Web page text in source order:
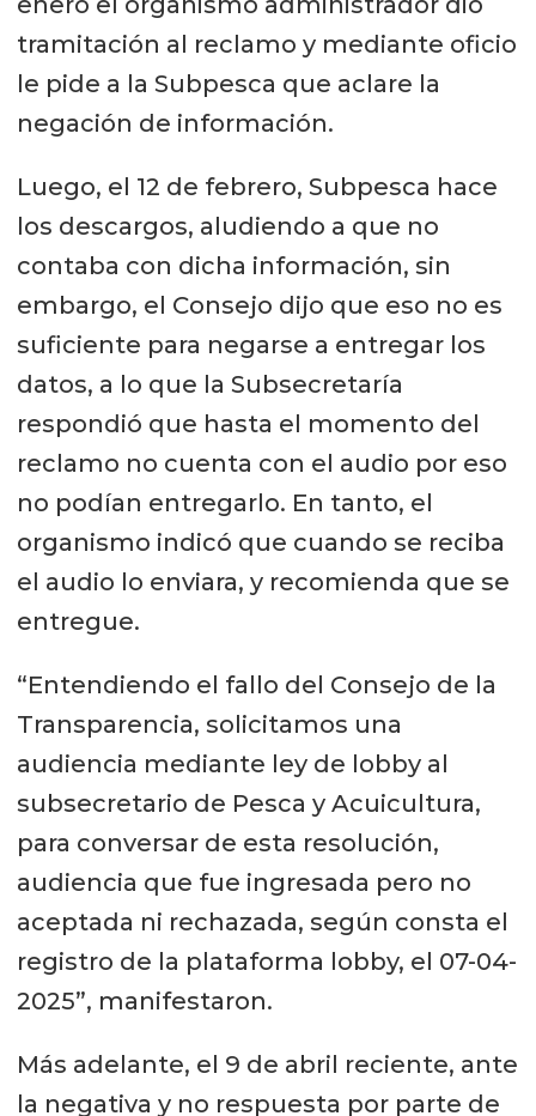
tramitación al reclamo y mediante oficio
le pide a la Subpesca que aclare la
negación de información.
Luego, el 12 de febrero, Subpesca hace
los descargos, aludiendo a que no
contaba con dicha información, sin
embargo, el Consejo dijo que eso no es
suficiente para negarse a entregar los
datos, a lo que la Subsecretaría
respondió que hasta el momento del
reclamo no cuenta con el audio por eso
no podían entregarlo. En tanto, el
organismo indicó que cuando se reciba
el audio lo enviara, y recomienda que se
entregue.
“Entendiendo el fallo del Consejo de la
Transparencia, solicitamos una
audiencia mediante ley de lobby al
subsecretario de Pesca y Acuicultura,
para conversar de esta resolución,
audiencia que fue ingresada pero no
aceptada ni rechazada, según consta el
registro de la plataforma lobby, el 07-04-
2025”, manifestaron.
Más adelante, el 9 de abril reciente, ante
la negativa y no respuesta por parte de